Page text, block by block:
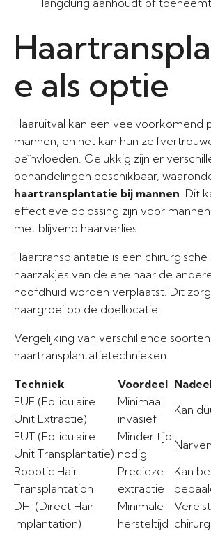
langdurig aanhoudt of
e als optie
Haaruitval kan een veelvoorkomend
mannen, en het kan hun
beïnvloeden. Gelukkig zijn er
behandelingen beschikbaar,
haartransplantatie bij mannen. Dit
effectieve oplossing zijn voor
met blijvend haarverlies.
Haartransplantatie is een
haarzakjes van de ene naar de
hoofdhuid worden verplaatst. Dit
haargroei op de doellocatie.
Vergelijking van verschillende soorten
haartransplantatietechnieken
Techniek Voordeel
FUE (Folliculaire
Unit Extractie)
Minimaal
invasief
Kan
FUT (Folliculaire
Unit Transplantatie)
Minder tijd
nodig
Robotic Hair
Transplantation
Precieze
extractie
Kan
DHI (Direct Hair
Implantation)
Minimale
hersteltijd